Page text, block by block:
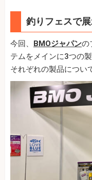
釣りフェスで
今回、 BMOジャパンの
テムをメインに3つの
それぞれの製品につい